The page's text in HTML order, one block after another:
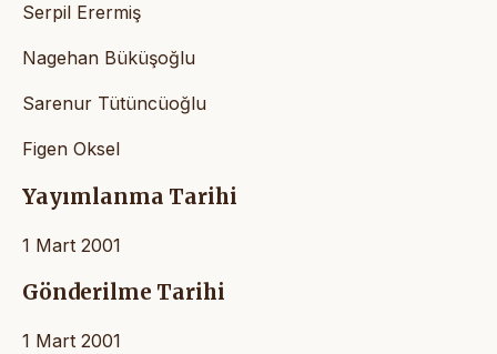
Serpil Erermiş
Nagehan Büküşoğlu
Sarenur Tütüncüoğlu
Figen Oksel
Yayımlanma Tarihi
1 Mart 2001
Gönderilme Tarihi
1 Mart 2001